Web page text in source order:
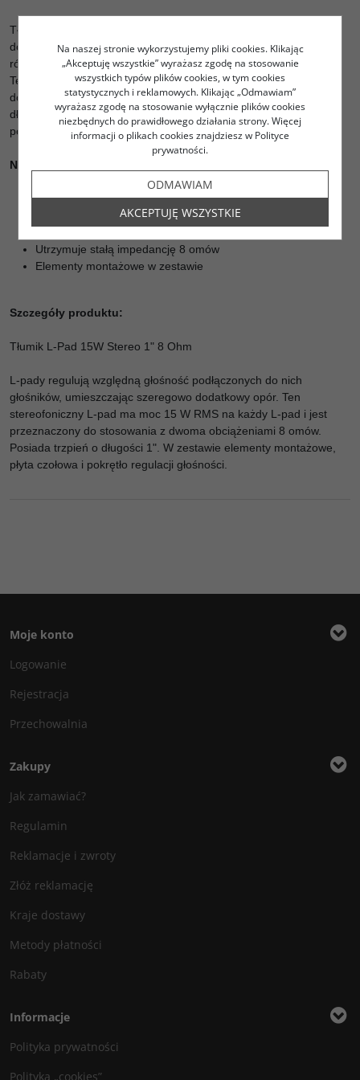
Tłumik głośnika L-PAD reguluje względną głośność podłączonych
do nich głośników, umieszczając dodatkowy opór szeregowo i
równolegle, utrzymując impedancję na stałym poziomie 8 omów.
Ten stereofoniczny l-pad ma moc 15 W RMS i jest przeznaczony
do stosowania z dwoma obciążeniami 8 omów. Posiada trzpień o
długości 1". W zestawie elementy montażowe, płyta czołowa i
pokrętło.
Najważniejsze cechy:
Łatwa regulacja poziomu dwóch obciążeń 8 omów bez
zmiany impedancji
Utrzymuje stałą impedancję 8 omów
Elementy montażowe w zestawie
Szczegóły produktu:
Tłumik L-Pad 15W Stereo 1" 8 Ohm
L-pady regulują względną głośność podłączonych do nich
głośników, umieszczając szeregowo dodatkowy opór. Ten
stereofoniczny L-pad ma moc 15 W RMS na każdy L-pad i jest
przeznaczony do stosowania z dwoma obciążeniami 8 omów.
Posiada trzpień o długości 1". W zestawie elementy montażowe,
płyta czołowa i pokrętło regulacji głośności.
Moje konto
Logowanie
Rejestracja
Przechowalnia
Zakupy
Jak zamawiać?
Regulamin
Reklamacje i zwroty
Złóż reklamację
Kraje dostawy
Metody płatności
Rabaty
Informacje
Polityka prywatności
Polityka „cookies”
Na naszej stronie wykorzystujemy pliki cookies. Klikając
„Akceptuję wszystkie” wyrażasz zgodę na stosowanie
wszystkich typów plików cookies, w tym cookies
statystycznych i reklamowych. Klikając „Odmawiam”
wyrażasz zgodę na stosowanie wyłącznie plików cookies
niezbędnych do prawidłowego działania strony. Więcej
informacji o plikach cookies znajdziesz w Polityce
prywatności.
ODMAWIAM
AKCEPTUJĘ WSZYSTKIE